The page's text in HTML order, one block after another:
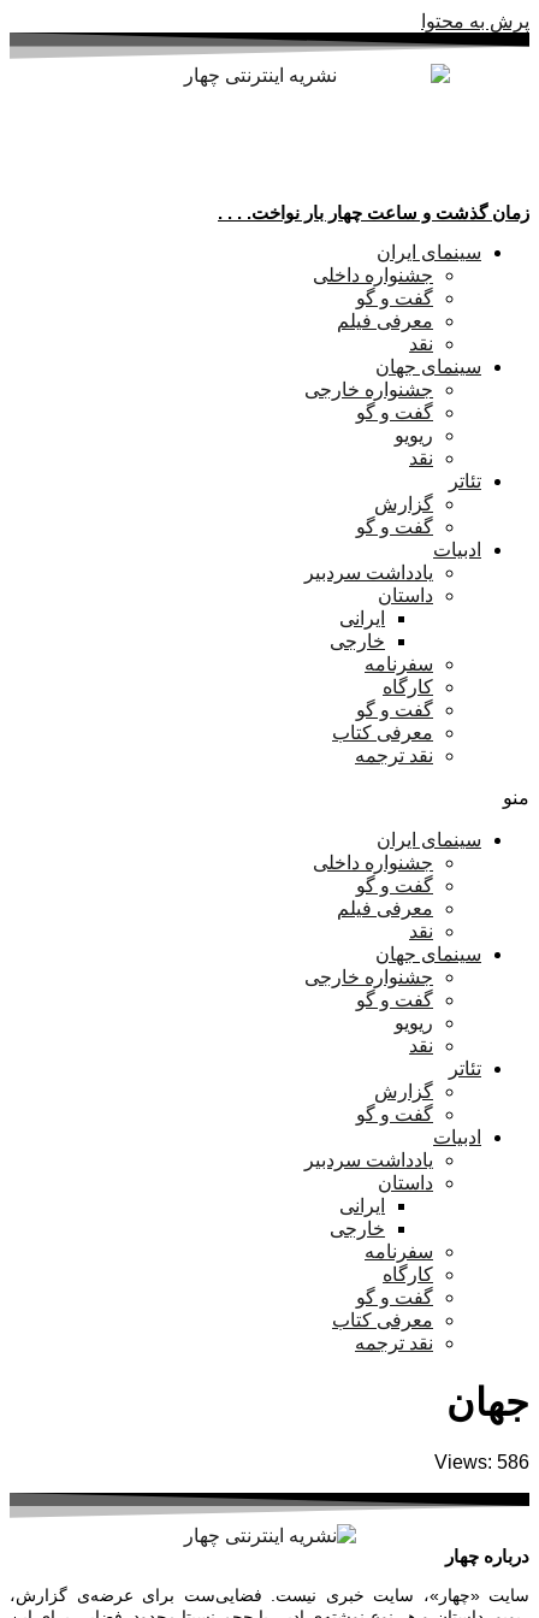
پرش به محتوا
زمان گذشت و ساعت چهار بار نواخت. . . .
سینمای ایران
جشنواره داخلی
گفت و گو
معرفی فیلم
نقد
سینمای جهان
جشنواره خارجی
گفت و گو
ریویو
نقد
تئاتر
گزارش
گفت و گو
ادبیات
یادداشت سردبیر
داستان
ایرانی
خارجی
سفرنامه
کارگاه
گفت و گو
معرفی کتاب
نقد ترجمه
منو
سینمای ایران
جشنواره داخلی
گفت و گو
معرفی فیلم
نقد
سینمای جهان
جشنواره خارجی
گفت و گو
ریویو
نقد
تئاتر
گزارش
گفت و گو
ادبیات
یادداشت سردبیر
داستان
ایرانی
خارجی
سفرنامه
کارگاه
گفت و گو
معرفی کتاب
نقد ترجمه
جهان
Views: 586
درباره چهار
سایت «چهار»، سایت خبری نیست. فضایی‌ست برای عرضه‌ی گزارش‌،